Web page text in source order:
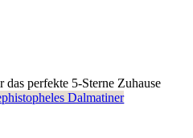
perfekte 5-Sterne Zuhause
Dalmatiner